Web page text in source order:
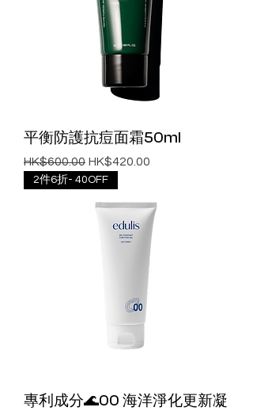
平衡防護抗痘面霜50ml
一般價格
HK$600.00 促銷價格
HK$420.00
2件6折- 40OFF
專利成分🌊00 海洋淨化更新凝